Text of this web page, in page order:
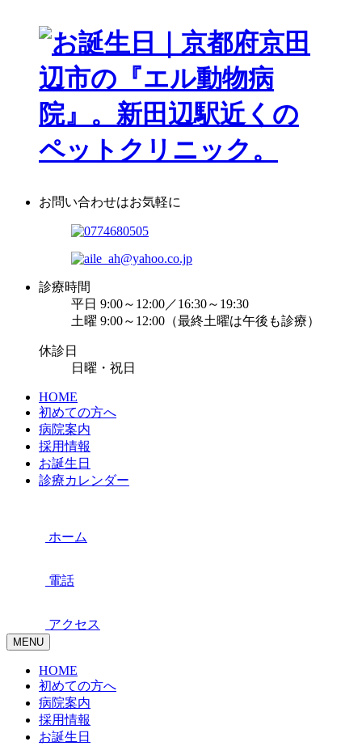
お問い合わせはお気軽に
診療時間
平日 9:00～12:00／16:30～19:30
土曜 9:00～12:00（最終土曜は午後も診療）
休診日
日曜・祝日
HOME
初めての方へ
病院案内
採用情報
お誕生日
診療カレンダー
ホーム
電話
アクセス
MENU
HOME
初めての方へ
病院案内
採用情報
お誕生日